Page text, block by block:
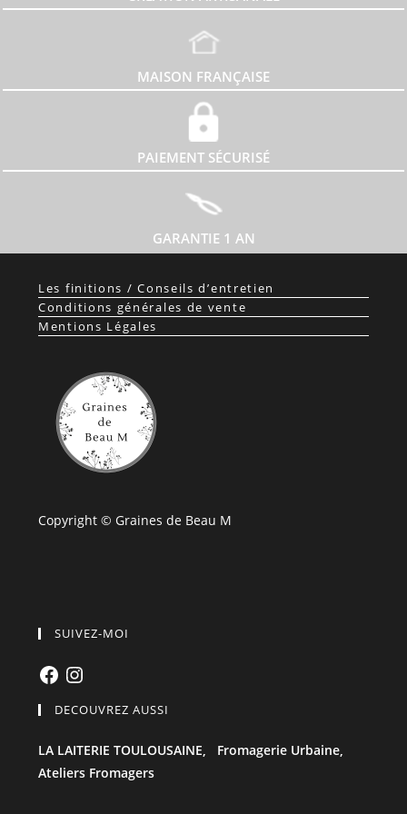
MAISON FRANÇAISE
PAIEMENT SÉCURISÉ
GARANTIE 1 AN
Les finitions / Conseils d’entretien
Conditions générales de vente
Mentions Légales
Copyright © Graines de Beau M
SUIVEZ-MOI
FacebookInstagram
DECOUVREZ AUSSI
LA LAITERIE TOULOUSAINE, Fromagerie Urbaine,
Ateliers Fromagers